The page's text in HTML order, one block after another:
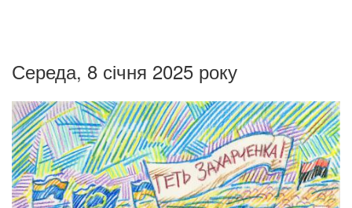
Середа, 8 січня 2025 року